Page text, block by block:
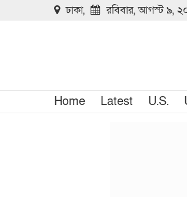
ঢাকা, রবিবার, আগস্ট ৯,
Home Latest U.S.